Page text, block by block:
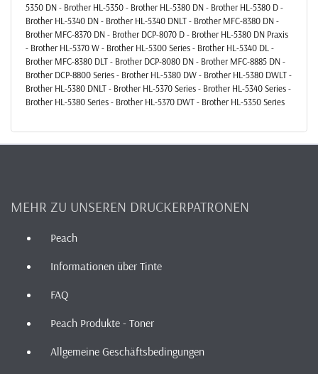
5350 DN - Brother HL-5350 - Brother HL-5380 DN - Brother HL-5380 D -
Brother HL-5340 DN - Brother HL-5340 DNLT - Brother MFC-8380 DN -
Brother MFC-8370 DN - Brother DCP-8070 D - Brother HL-5380 DN Praxis
- Brother HL-5370 W - Brother HL-5300 Series - Brother HL-5340 DL -
Brother MFC-8380 DLT - Brother DCP-8080 DN - Brother MFC-8885 DN -
Brother DCP-8800 Series - Brother HL-5380 DW - Brother HL-5380 DWLT -
Brother HL-5380 DNLT - Brother HL-5370 Series - Brother HL-5340 Series -
Brother HL-5380 Series - Brother HL-5370 DWT - Brother HL-5350 Series
MEHR ZU UNSEREN DRUCKERPATRONEN
Peach
Informationen über Tinte
FAQ
Peach Produkte - Toner
Allgemeine Geschäftsbedingungen